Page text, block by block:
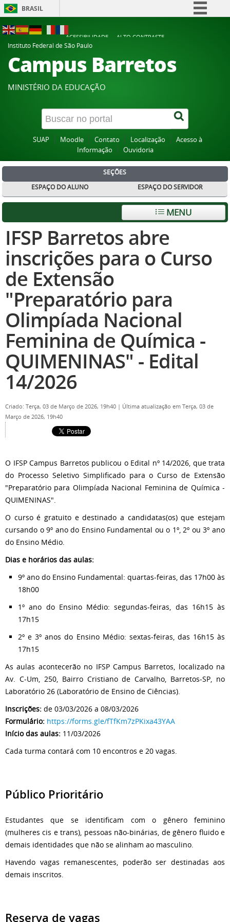
BRASIL
Participe
Acesso à informação
Canais
ACESSIBILIDADE
ALTO CONTRASTE
Instituto Federal de São Paulo
Campus Barretos
MINISTÉRIO DA EDUCAÇÃO
SUAP Moodle Contato Localização
Acesso à
Informação
Ouvidoria
SEÇÕES
ESPAÇO DO ALUNO
ESPAÇO DO SERVIDOR
MENU
IFSP Barretos abre
inscrições para o Curso
de Extensão
"Preparatório para
Olimpíada Nacional
Feminina de Química -
QUIMENINAS" - Edital
14/2026
Criado: Terça, 03 de Março de 2026, 19h40 | Última atualização em Terça, 03 de
Março de 2026, 19h40
O IFSP Campus Barretos publicou o Edital nº 14/2026, que trata
do Processo Seletivo Simplificado para o Curso de Extensão
"Preparatório para Olimpíada Nacional Feminina de Química -
QUIMENINAS".
O curso é gratuito e destinado a candidatas(os) que estejam
cursando o 9º ano do Ensino Fundamental ou o 1º, 2º ou 3º ano
do Ensino Médio.
Dias e horários das aulas:
9º ano do Ensino Fundamental: quartas-feiras, das 17h00 às
18h00
1º ano do Ensino Médio: segundas-feiras, das 16h15 às
17h15
2º e 3º anos do Ensino Médio: sextas-feiras, das 16h15 às
17h15
As aulas acontecerão no IFSP Campus Barretos, localizado na
Av. C-Um, 250, Bairro Cristiano de Carvalho, Barretos-SP, no
Laboratório 26 (Laboratório de Ensino de Ciências).
Inscrições: de 03/03/2026 a 08/03/2026
Formulário: https://forms.gle/fTfKm7zPKixa43YAA
Início das aulas: 11/03/2026
Cada turma contará com 10 encontros e 20 vagas.
Público Prioritário
Estudantes que se identificam com o gênero feminino
(mulheres cis e trans), pessoas não-binárias, de gênero fluido e
demais identidades que não se alinham ao masculino.
Havendo vagas remanescentes, poderão ser destinadas aos
demais inscritos.
Reserva de vagas